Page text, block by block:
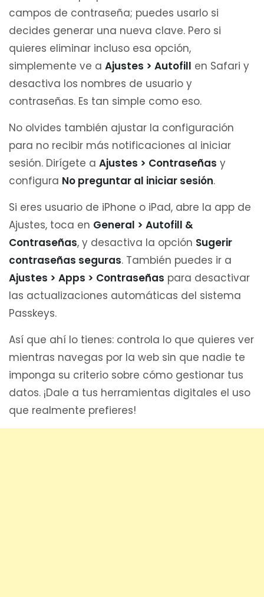
campos de contraseña; puedes usarlo si
decides generar una nueva clave. Pero si
quieres eliminar incluso esa opción,
simplemente ve a Ajustes > Autofill en Safari y
desactiva los nombres de usuario y
contraseñas. Es tan simple como eso.
No olvides también ajustar la configuración
para no recibir más notificaciones al iniciar
sesión. Dirígete a Ajustes > Contraseñas y
configura No preguntar al iniciar sesión.
Si eres usuario de iPhone o iPad, abre la app de
Ajustes, toca en General > Autofill &
Contraseñas, y desactiva la opción Sugerir
contraseñas seguras. También puedes ir a
Ajustes > Apps > Contraseñas para desactivar
las actualizaciones automáticas del sistema
Passkeys.
Así que ahí lo tienes: controla lo que quieres ver
mientras navegas por la web sin que nadie te
imponga su criterio sobre cómo gestionar tus
datos. ¡Dale a tus herramientas digitales el uso
que realmente prefieres!